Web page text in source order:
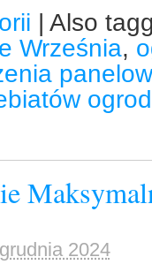
Also
Września,
2024